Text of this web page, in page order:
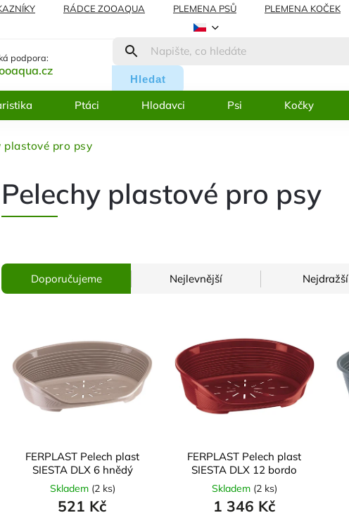
RÁDCE ZOOAQUA PLEMENA PSŮ PLEMENA KOČEK
podpora:
Hledat
Ptáci Hlodavci Psi Kočky
plastové pro psy
Pelechy plastové pro psy
Doporučujeme Nejlevnější Nejdražší
FERPLAST Pelech plast
SIESTA DLX 6 hnědý
Skladem (2 ks)
521 Kč
FERPLAST Pelech plast
SIESTA DLX 12 bordo
Skladem (2 ks)
1 346 Kč